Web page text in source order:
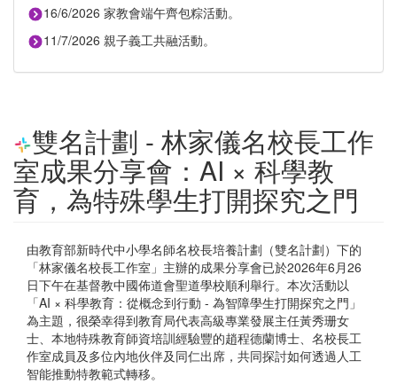
16/6/2026 家教會端午齊包粽活動。
11/7/2026 親子義工共融活動。
雙名計劃 - 林家儀名校長工作
室成果分享會：AI × 科學教
育，為特殊學生打開探究之門
由教育部新時代中小學名師名校長培養計劃（雙名計劃）下的
「林家儀名校長工作室」主辦的成果分享會已於2026年6月26
日下午在基督教中國佈道會聖道學校順利舉行。本次活動以
「AI × 科學教育：從概念到行動 - 為智障學生打開探究之門」
為主題，很榮幸得到教育局代表高級專業發展主任黃秀珊女
士、本地特殊教育師資培訓經驗豐的趙程德蘭博士、名校長工
作室成員及多位內地伙伴及同仁出席，共同探討如何透過人工
智能推動特教範式轉移。